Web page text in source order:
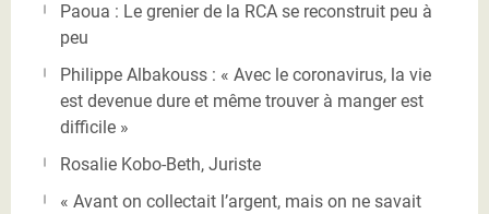
Paoua : Le grenier de la RCA se reconstruit peu à
peu
Philippe Albakouss : « Avec le coronavirus, la vie
est devenue dure et même trouver à manger est
difficile »
Rosalie Kobo-Beth, Juriste
« Avant on collectait l’argent, mais on ne savait